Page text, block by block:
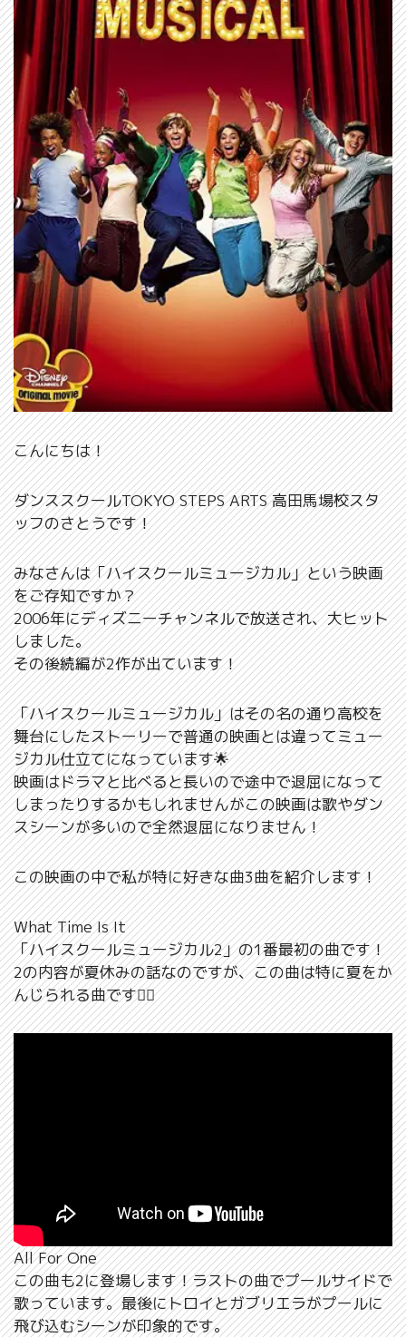
こんにちは！
ダンススクールTOKYO STEPS ARTS 高田馬場校スタ
ッフのさとうです！
みなさんは「ハイスクールミュージカル」という映画
をご存知ですか？
2006年にディズニーチャンネルで放送され、大ヒット
しました。
その後続編が2作が出ています！
「ハイスクールミュージカル」はその名の通り高校を
舞台にしたストーリーで普通の映画とは違ってミュー
ジカル仕立てになっています🌟
映画はドラマと比べると長いので途中で退屈になって
しまったりするかもしれませんがこの映画は歌やダン
スシーンが多いので全然退屈になりません！
この映画の中で私が特に好きな曲3曲を紹介します！
What Time Is It
「ハイスクールミュージカル2」の1番最初の曲です！
2の内容が夏休みの話なのですが、この曲は特に夏をか
んじられる曲です🙆‍♀️
All For One
この曲も2に登場します！ラストの曲でプールサイドで
歌っています。最後にトロイとガブリエラがプールに
飛び込むシーンが印象的です。